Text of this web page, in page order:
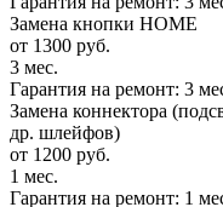
Замена кнопки HOME
от 1300 руб.
3 мес.
Гарантия на ремонт: 3
Замена коннектора
др. шлейфов)
от 1200 руб.
1 мес.
Гарантия на ремонт: 1